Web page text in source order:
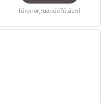
(มีหลายคุณสมบัติให้เลือก)